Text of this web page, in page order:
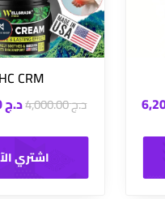
HC CRM
د.ج3,000.00 د.ج4,000.00
اشتري